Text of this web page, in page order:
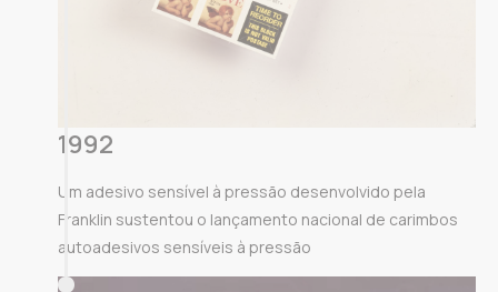
1992
Um adesivo sensível à pressão desenvolvido pela
Franklin sustentou o lançamento nacional de carimbos
autoadesivos sensíveis à pressão